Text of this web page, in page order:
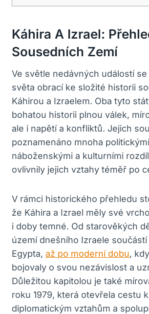
Káhira A Izrael:
Sousedních Zemí
Ve světle nedávných⁣ událostí
světa obrací‍ ke složité historii
Káhirou a Izraelem. Oba tyto
⁤bohatou historii plnou válek,
ale i napětí a konfliktů. Jejich
poznamenáno mnoha
náboženskými a kulturními
ovlivnily jejich vztahy téměř po
V rámci historického přehledu⁣
že ‍Káhira a ​Izrael měly své
⁢i doby temné. Od starověkých
území dnešního Izraele
Egypta, až po moderní dobu,
bojovaly⁤ o svou nezávislost a‌
Důležitou kapitolou je také
roku 1979, ‍která otevřela cestu k
diplomatickým ‌vztahům a